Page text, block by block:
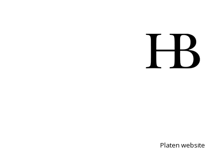
Platen website